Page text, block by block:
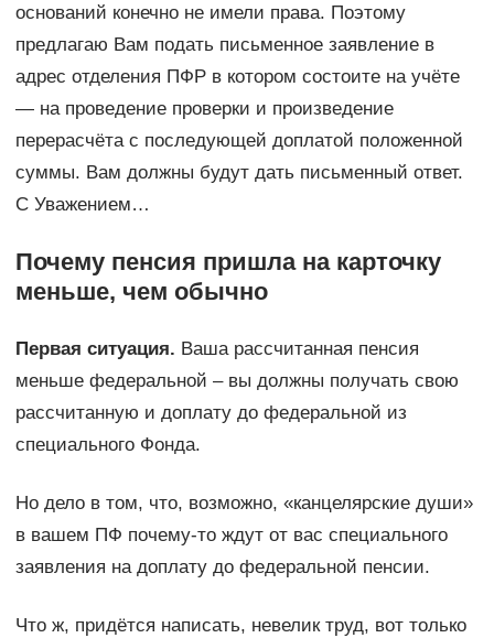
оснований конечно не имели права. Поэтому
предлагаю Вам подать письменное заявление в
адрес отделения ПФР в котором состоите на учёте
— на проведение проверки и произведение
перерасчёта с последующей доплатой положенной
суммы. Вам должны будут дать письменный ответ.
С Уважением…
Почему пенсия пришла на карточку
меньше, чем обычно
Первая ситуация. Ваша рассчитанная пенсия
меньше федеральной – вы должны получать свою
рассчитанную и доплату до федеральной из
специального Фонда.
Но дело в том, что, возможно, «канцелярские души»
в вашем ПФ почему-то ждут от вас специального
заявления на доплату до федеральной пенсии.
Что ж, придётся написать, невелик труд, вот только